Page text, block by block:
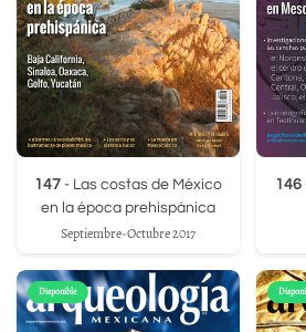
147- Las costas de México
en la época prehispánica
Septiembre-Octubre 2017
146
Disponible